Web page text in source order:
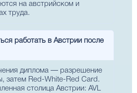
на австрийском и
труда.
работать в Австрии после
диплома — разрешение
затем Red-White-Red Card.
столица Австрии: AVL